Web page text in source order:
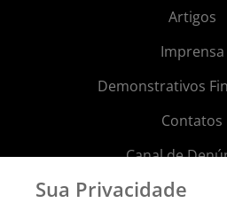
Artigos
Imprensa
Demonstrativos
Contatos
Canal de
Aviso de
Sua Privacidade